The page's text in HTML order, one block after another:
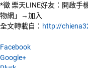
*徵 樂天LINE好友：開啟手
物網」→加入
全文轉載自： http://
Facebook
Google+